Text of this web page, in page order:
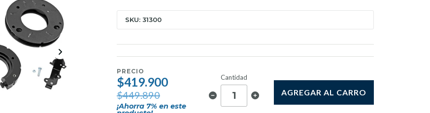
SKU: 31300
PRECIO
$419.900
$449.890
¡Ahorra 7% en este
Cantidad
AGREGAR AL CARRO